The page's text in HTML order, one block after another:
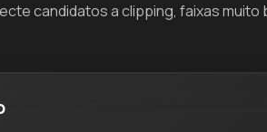
candidatos a clipping, faixas